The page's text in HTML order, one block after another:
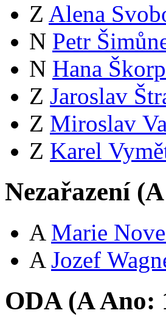
Z Alena
N Petr
N Hana
Z Jaroslav
Z Miroslav
Z Karel
Nezařazení (A
A Marie
A Jozef
ODA (AAno: